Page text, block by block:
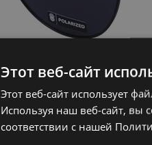
Этот веб-сайт
Этот веб-сайт использует
Используя наш веб-сайт, вы
соответствии с нашей